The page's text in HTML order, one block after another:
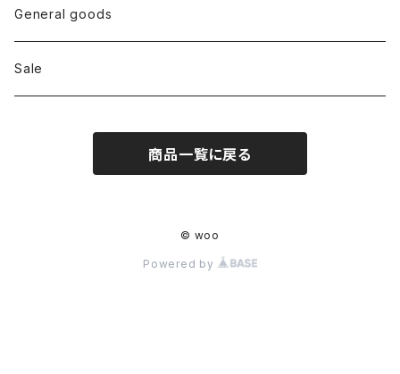
Bottoms
Shoes
General goods
Sale
商品一覧に戻る
© woo
Powered by